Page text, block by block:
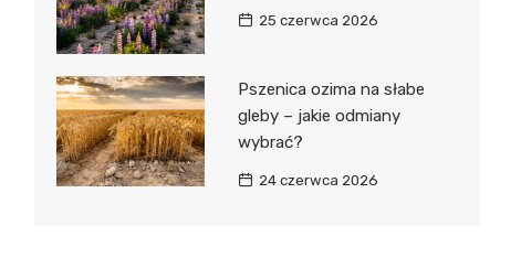
25 czerwca 2026
Pszenica ozima na słabe
gleby – jakie odmiany
wybrać?
24 czerwca 2026